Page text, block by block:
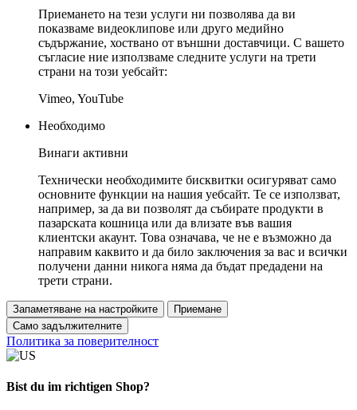
Приемането на тези услуги ни позволява да ви
показваме видеоклипове или друго медийно
съдържание, хоствано от външни доставчици. С вашето
съгласие ние използваме следните услуги на трети
страни на този уебсайт:
Vimeo, YouTube
Необходимо
Винаги активни
Технически необходимите бисквитки осигуряват само
основните функции на нашия уебсайт. Те се използват,
например, за да ви позволят да събирате продукти в
пазарската кошница или да влизате във вашия
клиентски акаунт. Това означава, че не е възможно да
направим каквито и да било заключения за вас и всички
получени данни никога няма да бъдат предадени на
трети страни.
Запаметяване на настройките
Приемане
Само задължителните
Политика за поверителност
Bist du im richtigen Shop?